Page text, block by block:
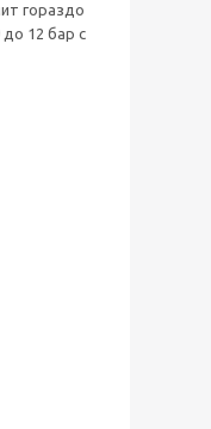
гораздо
12 бар с